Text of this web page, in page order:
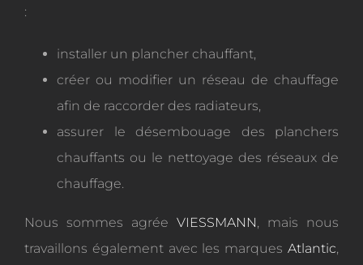
:
installer un plancher chauffant,
créer ou modifier un réseau de chauffage
afin de raccorder des radiateurs,
assurer le désembouage des planchers
chauffants ou le nettoyage des réseaux de
chauffage.
Nous sommes agrée VIESSMANN
, mais nous
travaillons également avec les marques Atlantic